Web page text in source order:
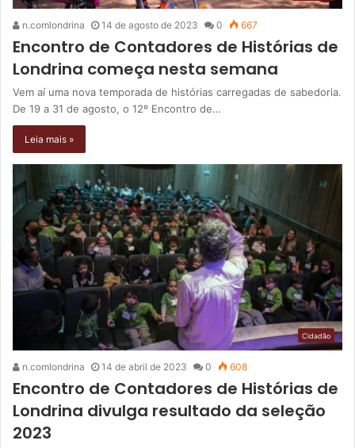
n.comlondrina 14 de agosto de 2023 0 667
Encontro de Contadores de Histórias de
Londrina começa nesta semana
Vem aí uma nova temporada de histórias carregadas de sabedoria.
De 19 a 31 de agosto, o 12º Encontro de…
Leia mais »
Cidadão
n.comlondrina 14 de abril de 2023 0 608
Encontro de Contadores de Histórias de
Londrina divulga resultado da seleção
2023